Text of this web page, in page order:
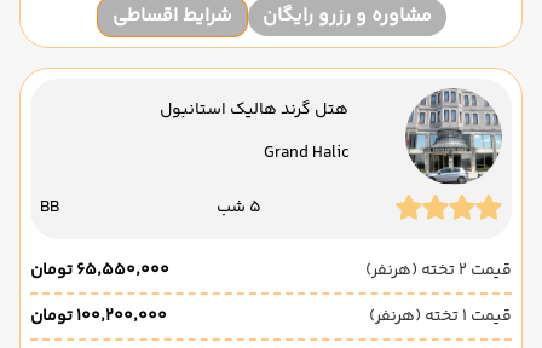
مشاوره و رزرو رایگان شرایط اقساطی
هتل گرند هالیک استانبول
Grand Halic
5 شب BB
قیمت 2 تخته (هرنفر)
۶۵٬۵۵۰٬۰۰۰ تومان
قیمت 1 تخته (هرنفر)
۱۰۰٬۲۰۰٬۰۰۰ تومان